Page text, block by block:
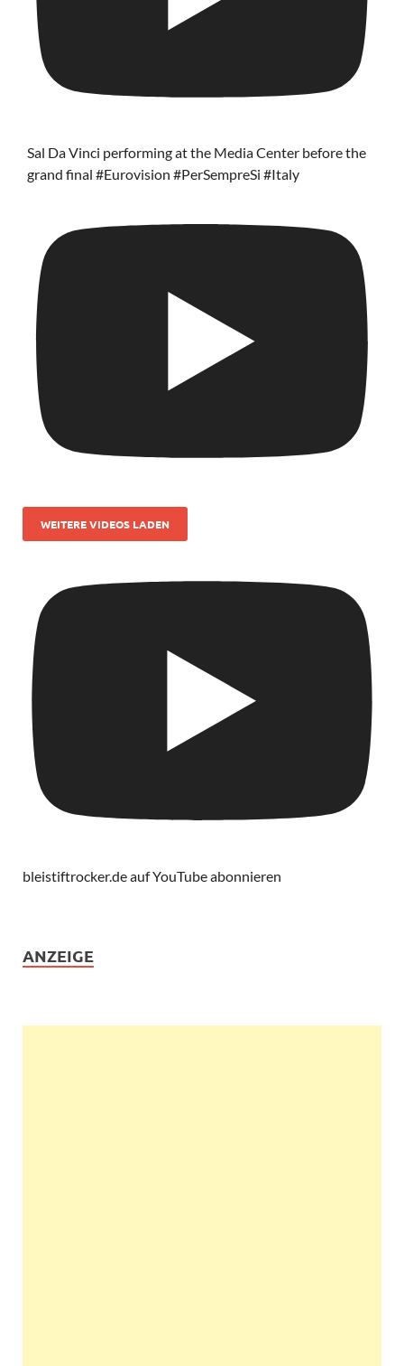
Sal Da Vinci performing at the Media Center before the
grand final #Eurovision #PerSempreSi #Italy
WEITERE VIDEOS LADEN
bleistiftrocker.de auf YouTube abonnieren
ANZEIGE